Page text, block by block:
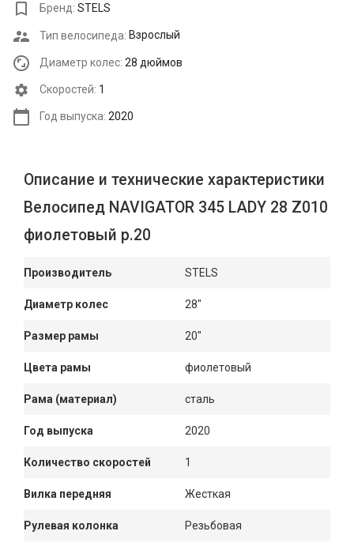
Бренд: STELS
Тип велосипеда: Взрослый
Диаметр колес: 28 дюймов
Cкоростей: 1
Год выпуска: 2020
Описание и технические характеристики
Велосипед NAVIGATOR 345 LADY 28 Z010
фиолетовый р.20
Производитель STELS
Диаметр колес 28"
Размер рамы 20"
Цвета рамы фиолетовый
Рама (материал) сталь
Год выпуска 2020
Количество скоростей 1
Вилка передняя Жесткая
Рулевая колонка Резьбовая